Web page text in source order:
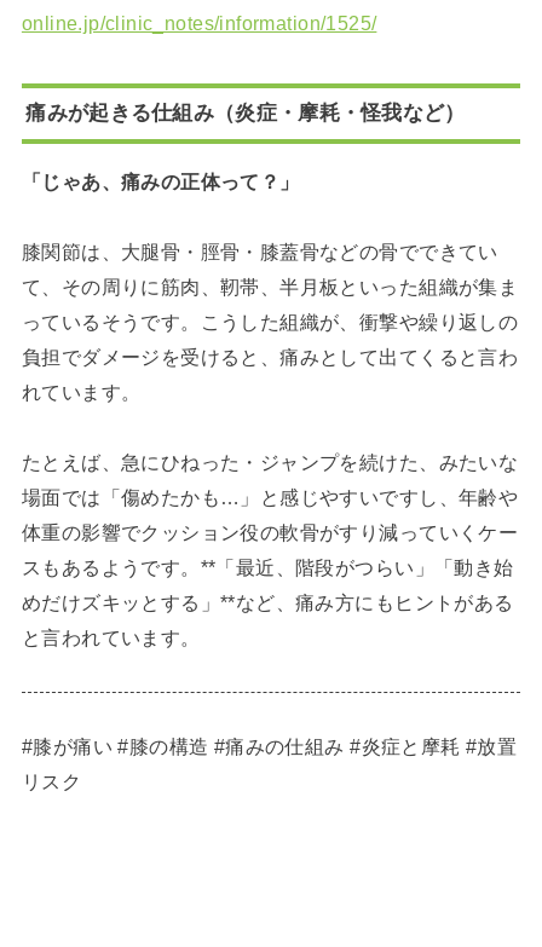
online.jp/clinic_notes/information/1525/
痛みが起きる仕組み（炎症・摩耗・怪我など）
「じゃあ、痛みの正体って？」
膝関節は、大腿骨・脛骨・膝蓋骨などの骨でできてい
て、その周りに筋肉、靭帯、半月板といった組織が集ま
っているそうです。こうした組織が、衝撃や繰り返しの
負担でダメージを受けると、痛みとして出てくると言わ
れています。
たとえば、急にひねった・ジャンプを続けた、みたいな
場面では「傷めたかも…」と感じやすいですし、年齢や
体重の影響でクッション役の軟骨がすり減っていくケー
スもあるようです。**「最近、階段がつらい」「動き始
めだけズキッとする」**など、痛み方にもヒントがある
と言われています。
#膝が痛い #膝の構造 #痛みの仕組み #炎症と摩耗 #放置
リスク